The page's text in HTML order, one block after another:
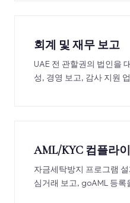
회계 및 재무 보고
UAE 전 관할권의 법인을
성, 경영 보고, 감사 지원
AML/KYC 컴플라
자금세탁방지 프로그램
심거래 보고, goAML 등록